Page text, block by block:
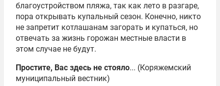
благоустройством пляжа, так как лето в разгаре,
пора открывать купальный сезон. Конечно, никто
не запретит котлашанам загорать и купаться, но
отвечать за жизнь горожан местные власти в
этом случае не будут.
Простите, Вас здесь не стояло... (Коряжемский
муниципальный вестник)